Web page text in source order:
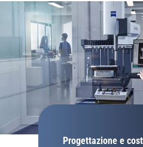
Progettazione e